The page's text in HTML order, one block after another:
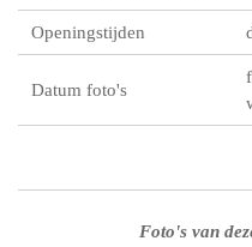
Openingstijden
Datum foto's
Foto's van